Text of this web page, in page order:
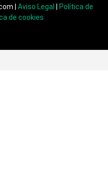
| Aviso Legal
Política de
de cookies